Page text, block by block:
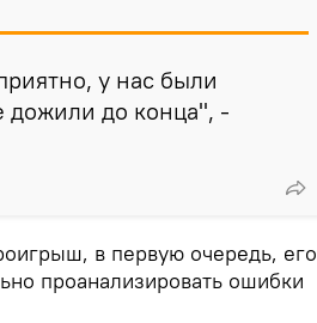
у нас были
дожили до конца", -
в первую очередь, его
проанализировать ошибки